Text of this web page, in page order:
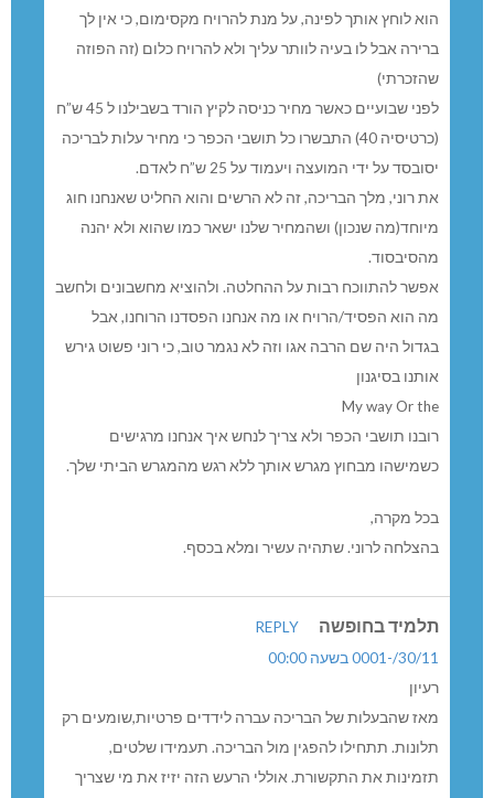
הוא לוחץ אותך לפינה, על מנת להרויח מקסימום, כי אין לך
ברירה אבל לו בעיה לוותר עליך ולא להרויח כלום (זה הפוזה
שהזכרתי)
לפני שבועיים כאשר מחיר כניסה לקיץ הורד בשבילנו ל 45 ש”ח
(כרטיסיה 40) התבשרו כל תושבי הכפר כי מחיר עלות לבריכה
יסובסד על ידי המועצה ויעמוד על 25 ש”ח לאדם.
את רוני, מלך הבריכה, זה לא הרשים והוא החליט שאנחנו חוג
מיוחד(מה שנכון) ושהמחיר שלנו ישאר כמו שהוא ולא יהנה
מהסיבסוד.
אפשר להתווכח רבות על ההחלטה. ולהוציא מחשבונים ולחשב
מה הוא הפסיד/הרויח או מה אנחנו הפסדנו הרוחנו, אבל
בגדול היה שם הרבה אגו וזה לא נגמר טוב, כי רוני פשוט גירש
אותנו בסיגנון
My way Or the
רובנו תושבי הכפר ולא צריך לנחש איך אנחנו מרגישים
כשמישהו מבחוץ מגרש אותך ללא רגש מהמגרש הביתי שלך.
בכל מקרה,
בהצלחה לרוני. שתהיה עשיר ומלא בכסף.
תלמיד בחופשה
REPLY
30/11/-0001 בשעה 00:00
רעיון
מאז שהבעלות של הבריכה עברה לידדים פרטיות,שומעים רק
תלונות. תתחילו להפגין מול הבריכה. תעמידו שלטים,
תזמינות את התקשורת. אוללי הרעש הזה יזיז את מי שצריך